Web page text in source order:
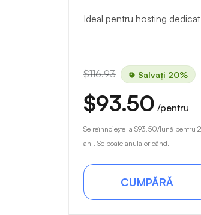
Ideal pentru hosting
$116.93 Salvați 20%
$93.50 /pentru
Se reînnoiește la $93.50/lună pentru 2
ani. Se poate anula oricând.
CUMPĂRĂ